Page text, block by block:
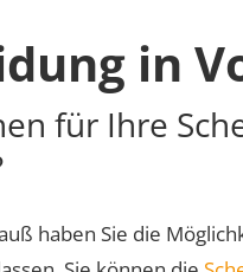
in
für Ihre
haben Sie die